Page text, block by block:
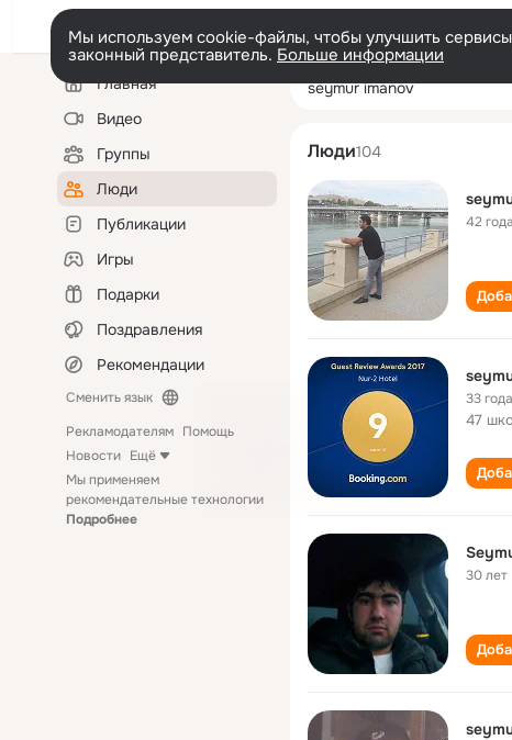
Мы используем cookie-файлы, чтобы улучшить
законный представитель. Больше информации
Левая
колонкаГлавная
Видео
Группы
Люди
Публикации
Игры
Подарки
Поздравления
Рекомендации
Сменить язык
Рекламодателям Помощь
Новости Ещё
Мы применяем
рекомендательные технологии
Подробнее
seymur imanov
Люди104
42 года
33 года
47
30 лет